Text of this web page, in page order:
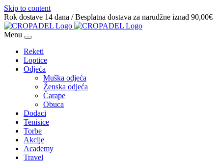
Skip to content
Rok dostave 14 dana / Besplatna dostava za narudžne iznad 90,00€
Menu
Reketi
Loptice
Odjeća
Muška odjeća
Ženska odjeća
Čarape
Obuca
Dodaci
Tenisice
Torbe
Akcije
Academy
Travel